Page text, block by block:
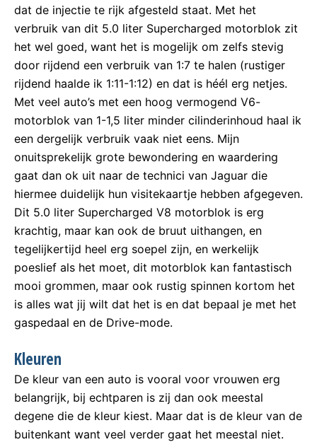
dat de injectie te rijk afgesteld staat. Met het
verbruik van dit 5.0 liter Supercharged motorblok zit
het wel goed, want het is mogelijk om zelfs stevig
door rijdend een verbruik van 1:7 te halen (rustiger
rijdend haalde ik 1:11-1:12) en dat is héél erg netjes.
Met veel auto’s met een hoog vermogend V6-
motorblok van 1-1,5 liter minder cilinderinhoud haal ik
een dergelijk verbruik vaak niet eens. Mijn
onuitsprekelijk grote bewondering en waardering
gaat dan ok uit naar de technici van Jaguar die
hiermee duidelijk hun visitekaartje hebben afgegeven.
Dit 5.0 liter Supercharged V8 motorblok is erg
krachtig, maar kan ook de bruut uithangen, en
tegelijkertijd heel erg soepel zijn, en werkelijk
poeslief als het moet, dit motorblok kan fantastisch
mooi grommen, maar ook rustig spinnen kortom het
is alles wat jij wilt dat het is en dat bepaal je met het
gaspedaal en de Drive-mode.
Kleuren
De kleur van een auto is vooral voor vrouwen erg
belangrijk, bij echtparen is zij dan ook meestal
degene die de kleur kiest. Maar dat is de kleur van de
buitenkant want veel verder gaat het meestal niet.